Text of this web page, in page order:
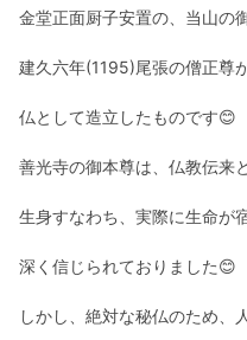
金堂正面厨子安置の、当山の
建久六年(1195)尾張の僧正尊
仏として造立したものです😊
善光寺の御本尊は、仏教伝来
生身すなわち、実際に生命が
深く信じられておりました😊
しかし、絶対な秘仏のため、